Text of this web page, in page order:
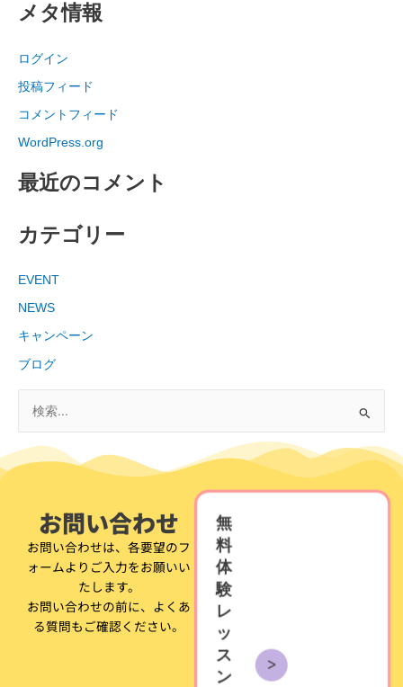
メタ情報
ログイン
投稿フィード
コメントフィード
WordPress.org
最近のコメント
カテゴリー
EVENT
NEWS
キャンペーン
ブログ
対
お問い合わせ
お問い合わせは、各要望のフ
ォームよりご入力をお願いい
たします。
お問い合わせの前に、よくあ
る質問もご確認ください。
無
料
体
験
レ
ッ
ス
ン